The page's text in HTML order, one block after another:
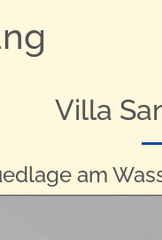
Villa
am